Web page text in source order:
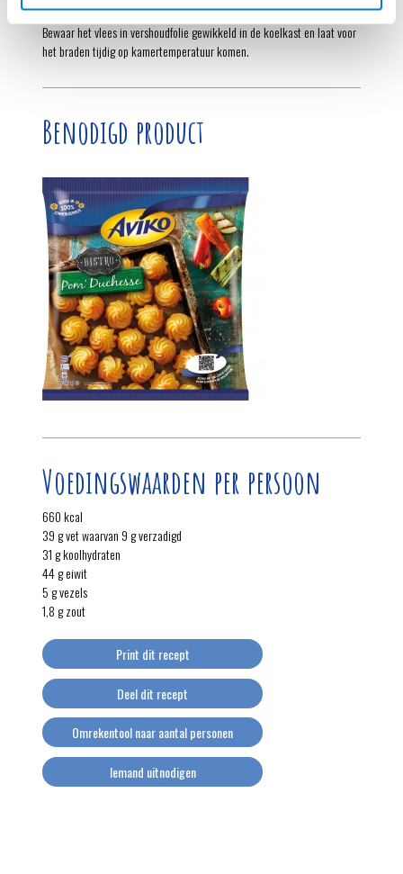
Tip:Tot na het vullen is de fricandeau al eerder voor te bereiden.
Bewaar het vlees in vershoudfolie gewikkeld in de koelkast en laat voor
het braden tijdig op kamertemperatuur komen.
Benodigd product
Voedingswaarden per persoon
660 kcal
39 g vet waarvan 9 g verzadigd
31 g koolhydraten
44 g eiwit
5 g vezels
1,8 g zout
Print dit recept
Deel dit recept
Omrekentool naar aantal personen
Iemand uitnodigen